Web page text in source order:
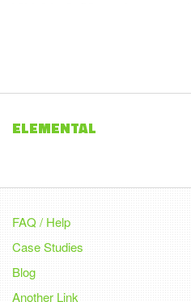
ELEMENTAL
FAQ / Help
Case Studies
Blog
Another Link